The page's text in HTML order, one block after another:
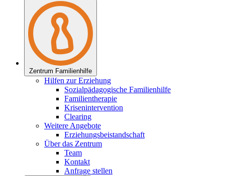
Zentrum Familienhilfe
Hilfen zur Erziehung
Sozialpädagogische Familienhilfe
Familientherapie
Krisenintervention
Clearing
Weitere Angebote
Erziehungsbeistandschaft
Über das Zentrum
Team
Kontakt
Anfrage stellen